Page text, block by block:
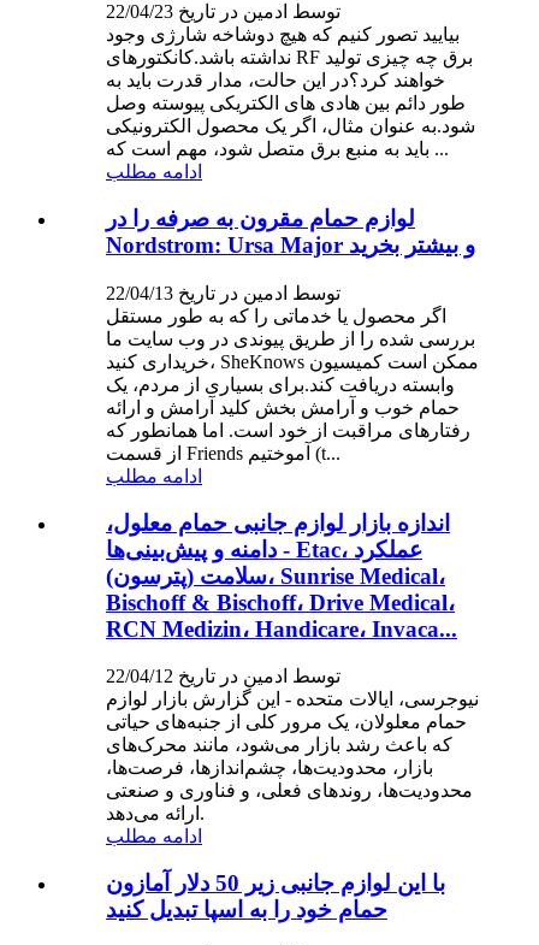
توسط ادمین در تاریخ 22/04/23
بیایید تصور کنیم که هیچ دوشاخه شارژی وجود
نداشته باشد.کانکتورهای RF برق چه چیزی تولید
خواهند کرد؟در این حالت، مدار قدرت باید به
طور دائم بین هادی های الکتریکی پیوسته وصل
شود.به عنوان مثال، اگر یک محصول الکترونیکی
باید به منبع برق متصل شود، مهم است که ...
ادامه مطلب
لوازم حمام مقرون به صرفه را در
Nordstrom: Ursa Major و بیشتر بخرید
توسط ادمین در تاریخ 22/04/13
اگر محصول یا خدماتی را که به طور مستقل
بررسی شده را از طریق پیوندی در وب سایت ما
خریداری کنید، SheKnows ممکن است کمیسیون
وابسته دریافت کند.برای بسیاری از مردم، یک
حمام خوب و آرامش بخش کلید آرامش و ارائه
رفتارهای مراقبت از خود است. اما همانطور که
از قسمت Friends آموختیم (t...
ادامه مطلب
اندازه بازار لوازم جانبی حمام معلول،
دامنه و پیش‌بینی‌ها - Etac، عملکرد
سلامت (پترسون)، Sunrise Medical،
Bischoff & Bischoff، Drive Medical،
RCN Medizin، Handicare، Invaca...
توسط ادمین در تاریخ 22/04/12
نیوجرسی، ایالات متحده - این گزارش بازار لوازم
حمام معلولان، یک مرور کلی از جنبه‌های حیاتی
که باعث رشد بازار می‌شود، مانند محرک‌های
بازار، محدودیت‌ها، چشم‌اندازها، فرصت‌ها،
محدودیت‌ها، روندهای فعلی، و فناوری و صنعتی
ارائه می‌دهد.
ادامه مطلب
با این لوازم جانبی زیر 50 دلار آمازون
حمام خود را به اسپا تبدیل کنید